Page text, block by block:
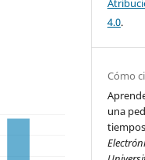
4.0.
Cómo
una